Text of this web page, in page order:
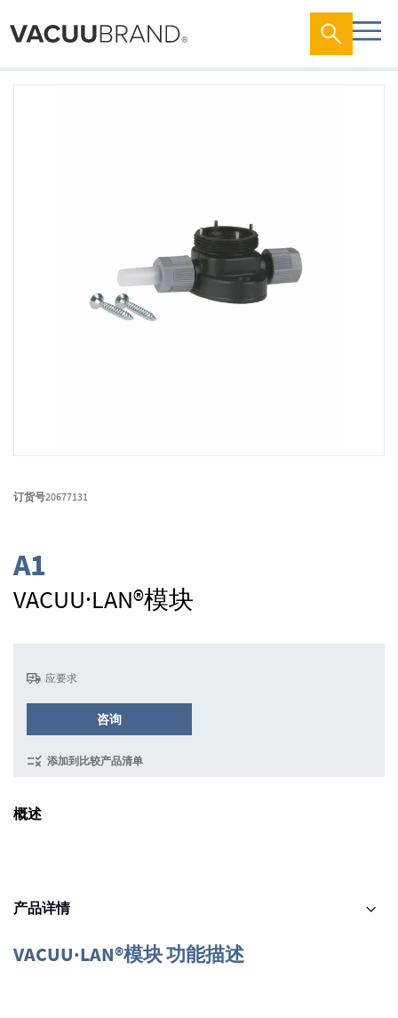
转
库
开
A1
VACUU·LAN®模块
概述
订货号20677131
应要求
咨询
添加到比较产品清单
产品详情
VACUU·LAN®模块 功能描述